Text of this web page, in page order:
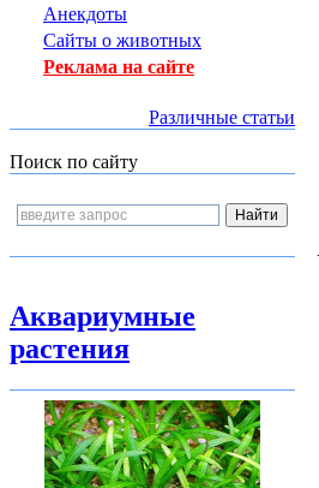
Анекдоты
Сайты о животных
Реклама на сайте
Различные статьи
Поиск по сайту
Аквариумные
растения